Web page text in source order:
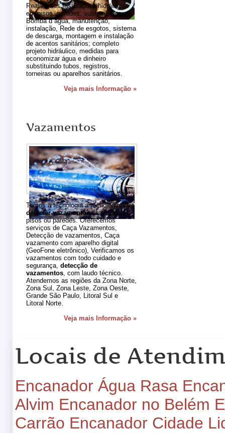
Realizamos Instalações hidráulicas
em pisos, paredes, subterrâneos;
Bomba d´agua, manutenção,
instalação, Rede de esgotos, sistema
de descarga, montagem e instalação
de acentos sanitários; completo
projeto hidráulico, medidas para
economizar água e dinheiro
substituindo tubos, registros,
torneiras ou aparelhos sanitários.
Veja mais Informação »
Vazamentos
Temos a tecnologia a tecnologia para
detectar vazamentossem quebrar
pisos ou paredes. Oferecemos
serviços de Caça Vazamentos,
Detecção de vazamentos, Caça
vazamento com aparelho digital
(GeoFone eletrônico), Verificamos os
vazamentos com todo cuidado e
segurança,detecção de
vazamentos, com laudo técnico.
Atendemos as regiões da Zona Norte,
Zona Sul, Zona Leste, Zona Oeste,
Grande São Paulo, Litoral Sul e
Litoral Norte.
Veja mais Informação »
Locais de
Encanador Água Rasa
Alvim Encanador no Belém
Carrão Encanador Cidade